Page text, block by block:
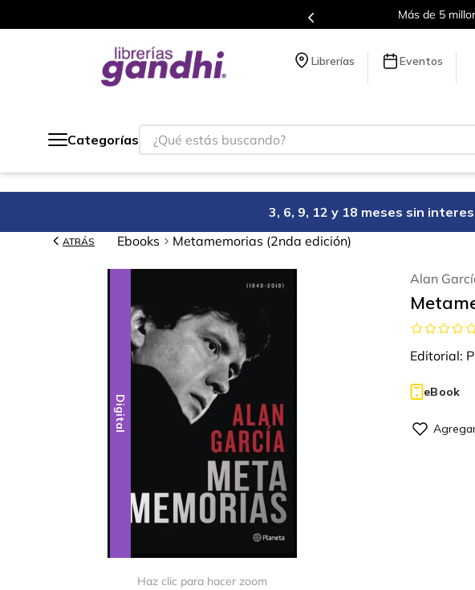
Más de 5
Librerías Eventos
Categorías
¿Qué estás buscando?
3, 6, 9, 12 y 18 meses sin
ATRÁS Ebooks Metamemorias (2nda edición)
Digital
Haz clic para hacer zoom
Alan
Editorial:
eBook